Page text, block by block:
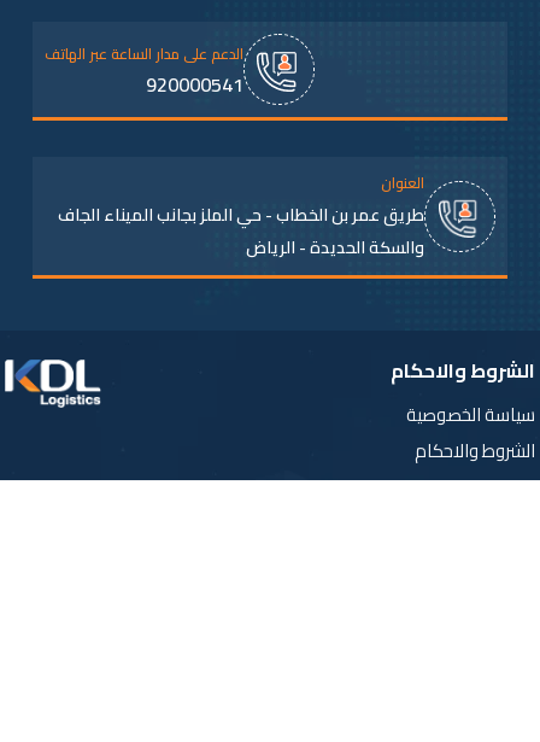
الدعم على مدار الساعة عبر الهاتف
920000541
العنوان
طريق عمر بن الخطاب - حي الملز بجانب الميناء الجاف
والسكة الحديدة - الرياض
والاحكام
الخصوصية
والاحكام